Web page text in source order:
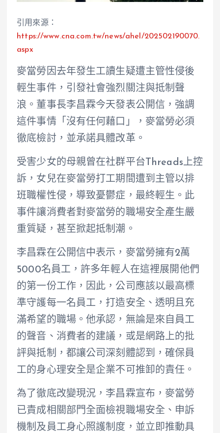
引用來源：
https://www.cna.com.tw/news/ahel/202502190070.
aspx
麥當勞因去年發生工讀生疑遭主管性侵後
輕生事件，引發社會強烈關注與抵制聲
浪。董事長李昌霖今天發表公開信，強調
這件事情「沒有任何藉口」，麥當勞必須
徹底檢討，並承諾具體改革。
受害少女的母親曾在社群平台Threads上控
訴，女兒在麥當勞打工期間遭到主管以排
班職權性侵，導致憂鬱症，最終輕生。此
事件讓消費者對麥當勞的職場安全產生嚴
重質疑，甚至掀起抵制潮。
李昌霖在公開信中表示，麥當勞擁有2萬
5000名員工，許多年輕人在這裡展開他們
的第一份工作，因此，公司應該以最高標
準守護每一名員工，打造安全、透明且充
滿希望的職場。他承認，無論是來自員工
的聲音、消費者的建議，或是網路上的批
評與抵制，都讓公司深刻體認到，確保員
工的身心理安全是企業不可推卸的責任。
為了徹底改變現況，李昌霖宣布，麥當勞
已責成相關部門全面檢視職場安全、申訴
機制及員工身心照護制度，並立即推動具